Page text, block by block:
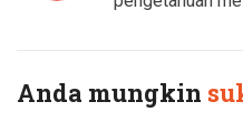
Anda mungkin